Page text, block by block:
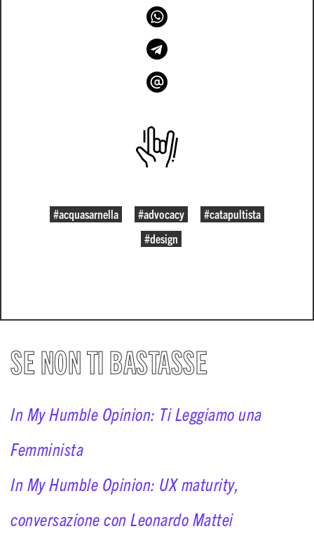
#acquasarnella #advocacy
#catapultista
#design
SE NON TI BASTASSE
In My Humble Opinion: Ti Leggiamo una
Femminista
In My Humble Opinion: UX maturity,
conversazione con Leonardo Mattei